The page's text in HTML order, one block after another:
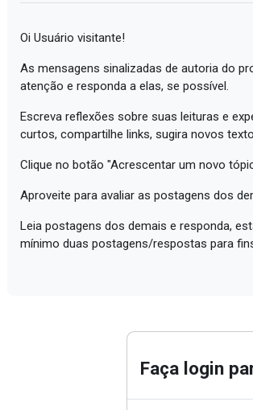
Oi Usuário visitante!
As mensagens sinalizadas de autoria do
atenção e responda a elas, se possível.
Escreva reflexões sobre suas leituras e
curtos, compartilhe links, sugira novos
Clique no botão "Acrescentar um novo
Aproveite para avaliar as postagens dos
Leia postagens dos demais e responda,
mínimo duas postagens/respostas para
Faça login